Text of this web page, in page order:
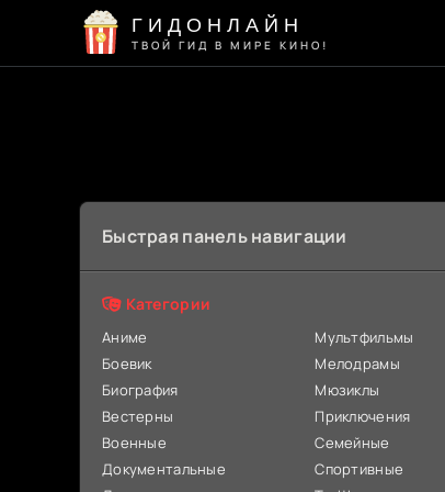
ГИДОНЛАЙН
ТВОЙ ГИД В МИРЕ КИНО!
Быстрая панель навигации
Категории
Аниме
Боевик
Биография
Вестерны
Военные
Документальные
Мультфильмы
Мелодрамы
Мюзиклы
Приключения
Семейные
Спортивные